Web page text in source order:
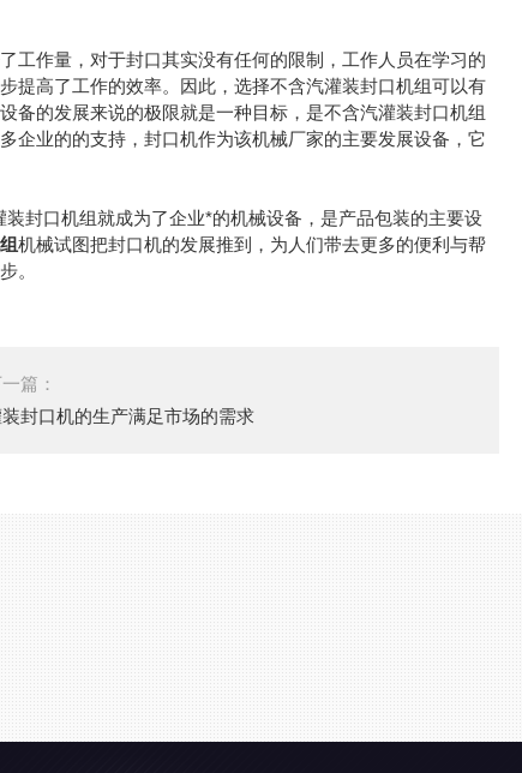
作量，对于封口其实没有任何的限制，工作人员在学习的
提高了工作的效率。因此，选择不含汽灌装封口机组可以有
备的发展来说的极限就是一种目标，是不含汽灌装封口机组
企业的的支持，封口机作为该机械厂家的主要发展设备，它
口机组就成为了企业*的机械设备，是产品包装的主要设
机械试图把封口机的发展推到，为人们带去更多的便利与帮
。
篇：
封口机的生产满足市场的需求